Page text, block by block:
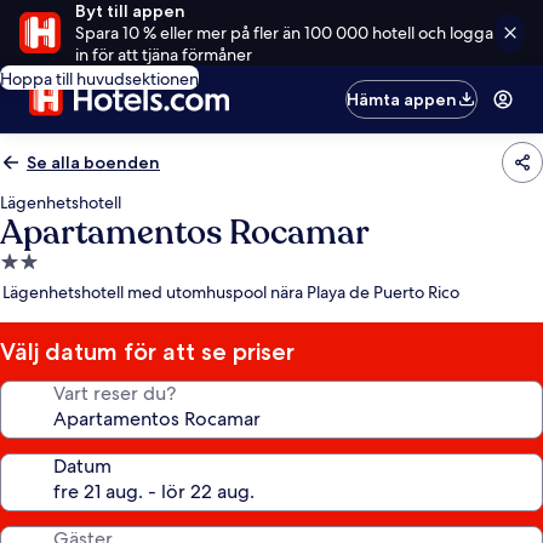
Byt till appen
Spara 10 % eller mer på fler än 100 000 hotell och logga
in för att tjäna förmåner
Hoppa till huvudsektionen
Hämta appen
Se alla boenden
Lägenhetshotell
Apartamentos Rocamar
2.0-
stjärnigt
Lägenhetshotell med utomhuspool nära Playa de Puerto Rico
Välj datum för att se priser
Vart reser du?
Datum